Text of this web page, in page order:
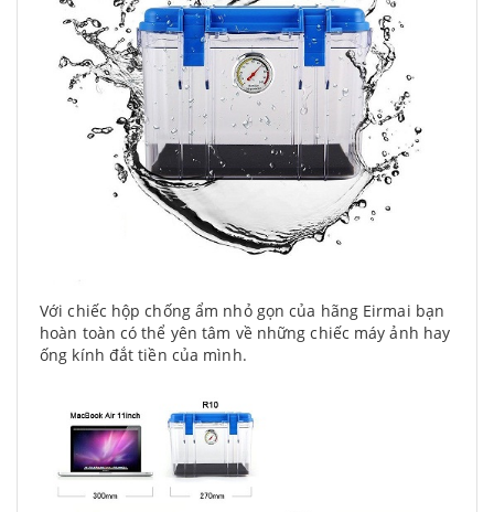
Với chiếc hộp chống ẩm nhỏ gọn của hãng Eirmai bạn
hoàn toàn có thể yên tâm về những chiếc máy ảnh hay
ống kính đắt tiền của mình.